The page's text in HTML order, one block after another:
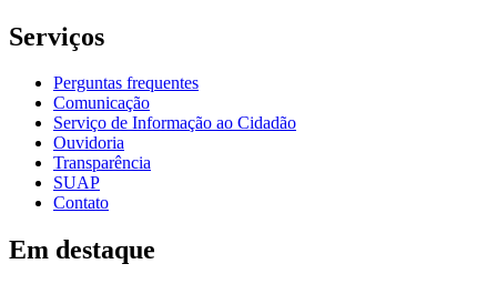
Serviços
Perguntas frequentes
Comunicação
Serviço de Informação ao Cidadão
Ouvidoria
Transparência
SUAP
Contato
Em destaque